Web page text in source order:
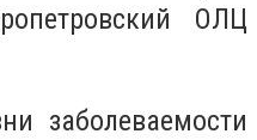
ОЛЦ
заболеваемости